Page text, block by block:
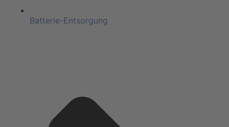
Batterie-Entsorgung